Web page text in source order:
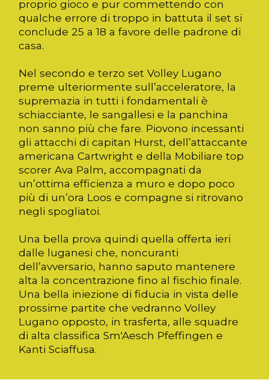
proprio gioco e pur commettendo con
qualche errore di troppo in battuta il set si
conclude 25 a 18 a favore delle padrone di
casa.
Nel secondo e terzo set Volley Lugano
preme ulteriormente sull’acceleratore, la
supremazia in tutti i fondamentali è
schiacciante, le sangallesi e la panchina
non sanno più che fare. Piovono incessanti
gli attacchi di capitan Hurst, dell’attaccante
americana Cartwright e della Mobiliare top
scorer Ava Palm, accompagnati da
un’ottima efficienza a muro e dopo poco
più di un’ora Loos e compagne si ritrovano
negli spogliatoi.
Una bella prova quindi quella offerta ieri
dalle luganesi che, noncuranti
dell’avversario, hanno saputo mantenere
alta la concentrazione fino al fischio finale.
Una bella iniezione di fiducia in vista delle
prossime partite che vedranno Volley
Lugano opposto, in trasferta, alle squadre
di alta classifica Sm'Aesch Pfeffingen e
Kanti Sciaffusa.